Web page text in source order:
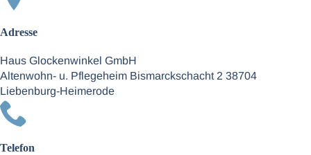
Adresse
Haus Glockenwinkel GmbH
Altenwohn- u. Pflegeheim Bismarckschacht 2 38704
Liebenburg-Heimerode
Telefon